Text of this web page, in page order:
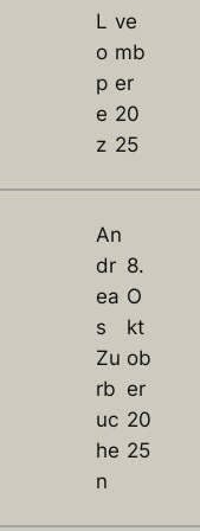
L
o
p
e
z
ve
mb
er
20
25
An
dr
ea
s
Zu
rb
uc
he
n
8.
O
kt
ob
er
20
25